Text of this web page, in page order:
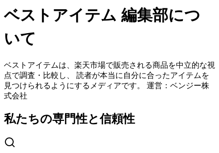
ベストアイテム 編集部につ
いて
ベストアイテムは、楽天市場で販売される商品を中立的な視
点で調査・比較し、 読者が本当に自分に合ったアイテムを
見つけられるようにするメディアです。 運営：ベンジー株
式会社
私たちの専門性と信頼性